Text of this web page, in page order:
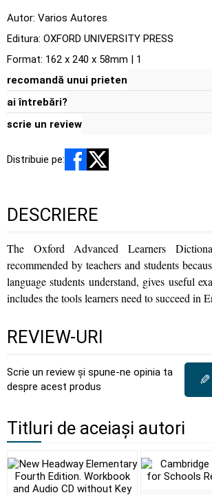
Autor: Varios Autores
Editura: OXFORD UNIVERSITY PRESS
Format: 162 x 240 x 58mm | 1
recomandă unui prieten
ai întrebări?
scrie un review
Distribuie pe:
DESCRIERE
The Oxford Advanced Learners
recommended by teachers and students
language students understand, gives useful
includes the tools learners need to succeed in
REVIEW-URI
Scrie un review și spune-ne opinia ta
despre acest produs
✎
Titluri de aceiași autori